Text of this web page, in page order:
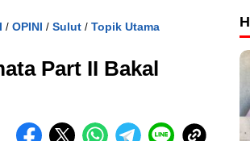
/ OPINI / Sulut / Topik Utama
Part II Bakal